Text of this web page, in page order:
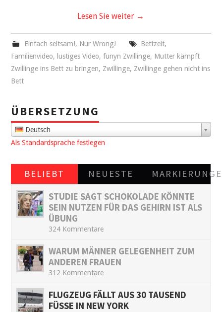
Lesen Sie weiter →
Einfach seltsam!, Nur Wrong! Bettzeit,
Familienvideo, lustiges Video,funyn Zwillinge, Mutter kämpft
Zwillinge ins Bett zu bringen, Zwillinge, Zwillinge gehen nicht ins
Bett
ÜBERSETZUNG
Deutsch
Als Standardsprache festlegen
BELIEBT NEUESTE
STUDIE SAGT SCHOKOLADE KÖNNTE
SEIN NUTZEN FÜR DAS GEHIRN IST ALS
ÜBUNG
324 Kommentare
WARUM MÄNNER GELEGENHEIT ZUM
ANDEREN FRAUEN
312 Kommentare
FLUGZEUG FÄLLT AUS 30 TAUSEND
FÜSSE IN NEW YORK